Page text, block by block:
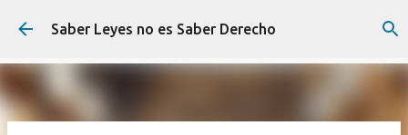
Ir al contenido principal
Saber Leyes no es Saber Derecho